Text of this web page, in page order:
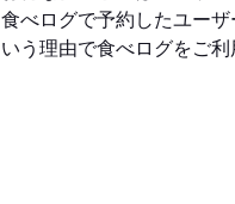
食べログで予約したユー
いう理由で食べログをご利